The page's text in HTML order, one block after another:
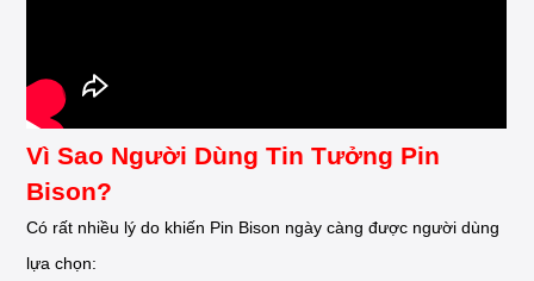
Vì Sao Người Dùng Tin Tưởng Pin
Bison?
Có rất nhiều lý do khiến Pin Bison ngày càng được người dùng
lựa chọn: